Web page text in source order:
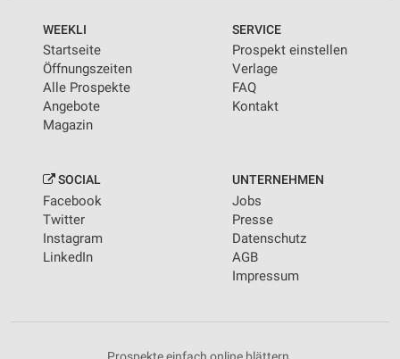
WEEKLI
Startseite
Öffnungszeiten
Alle Prospekte
Angebote
Magazin
SERVICE
Prospekt einstellen
Verlage
FAQ
Kontakt
SOCIAL
Facebook
Twitter
Instagram
LinkedIn
UNTERNEHMEN
Jobs
Presse
Datenschutz
AGB
Impressum
Prospekte einfach online blättern.